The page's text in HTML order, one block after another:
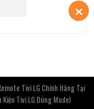
Tivi LG Chính Hãng Tại
Tivi LG Đúng Model